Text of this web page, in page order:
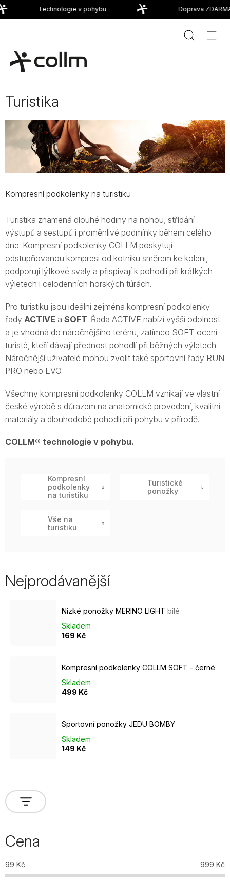
Přejít
na
Technologie v pohybu Doprava
Turistika
Kompresní podkolenky na turistiku
Turistika znamená dlouhé hodiny na nohou, střídání
výstupů a sestupů i proměnlivé podmínky během celého
dne. Kompresní podkolenky COLLM poskytují
odstupňovanou kompresi od kotníku směrem ke koleni,
podporují lýtkové svaly a přispívají k pohodlí při krátkých
výletech i celodenních horských túrách.
Pro turistiku jsou ideální zejména kompresní podkolenky
řady ACTIVE a SOFT. Řada ACTIVE nabízí vyšší odolnost
a je vhodná do náročnějšího terénu, zatímco SOFT ocení
turisté, kteří dávají přednost pohodlí při běžných výletech.
Náročnější uživatelé mohou zvolit také sportovní řady RUN
PRO nebo EVO.
Všechny kompresní podkolenky COLLM vznikají ve vlastní
české výrobě s důrazem na anatomické provedení, kvalitní
materiály a dlouhodobé pohodlí při pohybu v přírodě.
COLLM® technologie v pohybu.
Kompresní
podkolenky
na turistiku
Turistické
ponožky
Vše na
turistiku
Nejprodávanější
Nízké ponožky MERINO LIGHT bílé
Skladem
169 Kč
Kompresní podkolenky COLLM SOFT - černé
Skladem
499 Kč
Sportovní ponožky JEDU BOMBY
Skladem
149 Kč
Cena
99 Kč 999 Kč